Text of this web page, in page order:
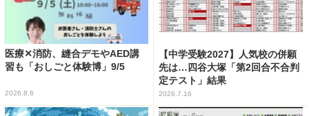
医療✕消防、縫合デモやAED講
習も「おしごと体験博」9/5
2026.8.6
【中学受験2027】人気校の併願
先は…四谷大塚「第2回合不合判
定テスト」結果
2026.7.16